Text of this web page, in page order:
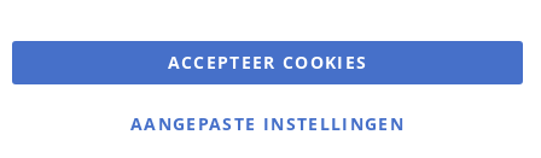
Warmerdam Revalidatie Service
ACCEPTEER COOKIES
AANGEPASTE INSTELLINGEN